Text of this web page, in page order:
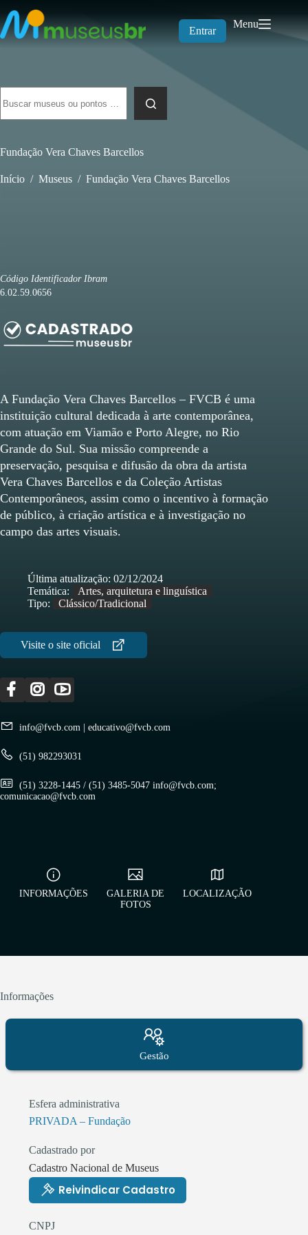
para
o
conteúdo
Entrar
Menu
resultados
Fundação Vera Chaves Barcellos
Início / Museus / Fundação Vera Chaves Barcellos
Código Identificador Ibram
6.02.59.0656
info@fvcb.com educativo@fvcb.com
(51) 982293031
(51) 3228-1445 / (51) 3485-5047 info@fvcb.com;
comunicacao@fvcb.com
A Fundação Vera Chaves Barcellos – FVCB é uma
instituição cultural dedicada à arte contemporânea,
com atuação em Viamão e Porto Alegre, no Rio
Grande do Sul. Sua missão compreende a
preservação, pesquisa e difusão da obra da artista
Vera Chaves Barcellos e da Coleção Artistas
Contemporâneos, assim como o incentivo à formação
de público, à criação artística e à investigação no
campo das artes visuais.
Última atualização: 02/12/2024
Temática:
Artes, arquitetura e linguística
Tipo:
Clássico/Tradicional
INFORMAÇÕES
GALERIA DE
FOTOS
LOCALIZAÇÃO
Informações
Gestão
Esfera administrativa
PRIVADA – Fundação
Cadastrado por
Cadastro Nacional de Museus
Reivindicar Cadastro
CNPJ